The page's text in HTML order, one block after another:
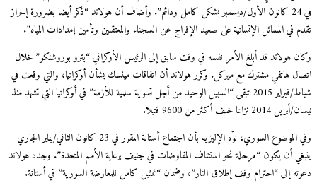
في 24 كانون الأول/ديسمبر بشكل كامل ودائم”. وأضاف أن هولاند “ذكر أيضا بضرورة إحراز
تقدم في المسائل الإنسانية على صعيد الإفراج عن السجناء والمعتقلين وتأمين إمدادات المياه”.
وكان هولاند قد أبلغ الأمر نفسه في وقت سابق إلى الرئيس الأوكراني “بترو بوروشنكو” خلال
اتصال هاتفي مشترك مع ميركل. وكرر هولاند أن اتفاقات مينسك بشأن أوكرانيا، والتي وقعت في
شباط/فبراير 2015 تبقى “السبيل الوحيد من أجل تسوية سلمية للأزمة” في أوكرانيا التي تشهد منذ
نيسان/أبريل 2014 نزاعا خلف أكثر من 9600 قتيلا.
وفي الموضوع السوري، نوّه الإليزيه بأن اجتماع أستانة المقرر في 23 كانون الثاني/يناير الجاري
ينبغي أن يكون “مرحلة نحو استئناف المفاوضات في جنيف برعاية الأمم المتحدة”. وجدد هولاند
دعوته إلى “احترام وقف إطلاق النار”، وضمان “تمثيل كامل للمعارضة السورية” في أستانة.